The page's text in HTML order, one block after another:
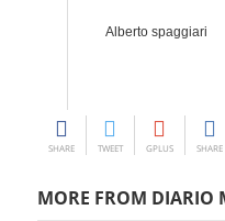
Alberto spaggiari
SHARE TWEET GPLUS SHARE
MORE FROM DIARIO